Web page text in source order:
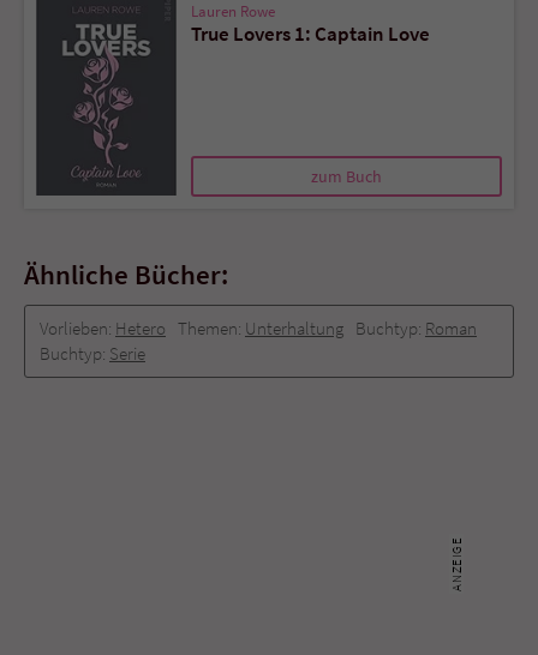
Lauren Rowe
True Lovers 1: Captain Love
zum Buch
Ähnliche Bücher:
Vorlieben: Hetero Themen: Unterhaltung Buchtyp: Roman
Buchtyp: Serie